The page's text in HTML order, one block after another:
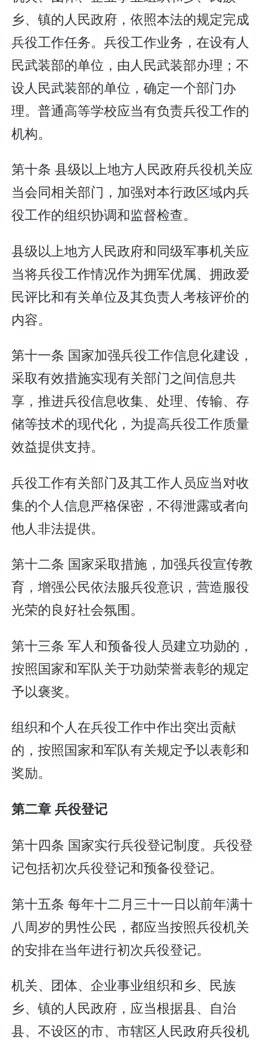
乡、镇的人民政府，依照本法的规定完成
兵役工作任务。兵役工作业务，在设有人
民武装部的单位，由人民武装部办理；不
设人民武装部的单位，确定一个部门办
理。普通高等学校应当有负责兵役工作的
机构。
第十条 县级以上地方人民政府兵役机关应
当会同相关部门，加强对本行政区域内兵
役工作的组织协调和监督检查。
县级以上地方人民政府和同级军事机关应
当将兵役工作情况作为拥军优属、拥政爱
民评比和有关单位及其负责人考核评价的
内容。
第十一条 国家加强兵役工作信息化建设，
采取有效措施实现有关部门之间信息共
享，推进兵役信息收集、处理、传输、存
储等技术的现代化，为提高兵役工作质量
效益提供支持。
兵役工作有关部门及其工作人员应当对收
集的个人信息严格保密，不得泄露或者向
他人非法提供。
第十二条 国家采取措施，加强兵役宣传教
育，增强公民依法服兵役意识，营造服役
光荣的良好社会氛围。
第十三条 军人和预备役人员建立功勋的，
按照国家和军队关于功勋荣誉表彰的规定
予以褒奖。
组织和个人在兵役工作中作出突出贡献
的，按照国家和军队有关规定予以表彰和
奖励。
第二章 兵役登记
第十四条 国家实行兵役登记制度。兵役登
记包括初次兵役登记和预备役登记。
第十五条 每年十二月三十一日以前年满十
八周岁的男性公民，都应当按照兵役机关
的安排在当年进行初次兵役登记。
机关、团体、企业事业组织和乡、民族
乡、镇的人民政府，应当根据县、自治
县、不设区的市、市辖区人民政府兵役机